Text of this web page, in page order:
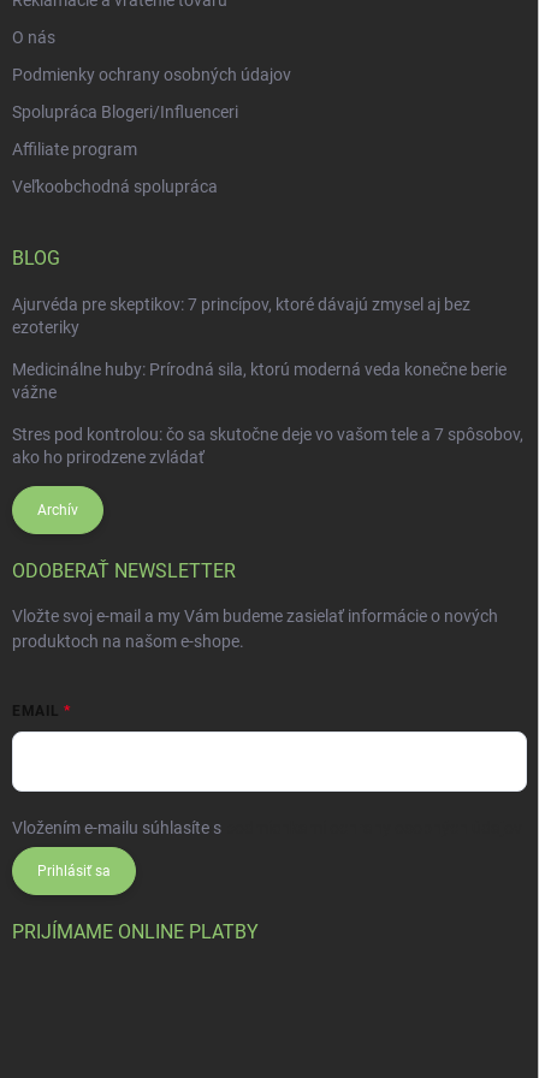
O nás
Podmienky ochrany osobných údajov
Spolupráca Blogeri/Influenceri
Affiliate program
Veľkoobchodná spolupráca
BLOG
Ajurvéda pre skeptikov: 7 princípov, ktoré dávajú zmysel aj bez
ezoteriky
Medicinálne huby: Prírodná sila, ktorú moderná veda konečne berie
vážne
Stres pod kontrolou: čo sa skutočne deje vo vašom tele a 7 spôsobov,
ako ho prirodzene zvládať
Archív
ODOBERAŤ NEWSLETTER
Vložte svoj e-mail a my Vám budeme zasielať informácie o nových
produktoch na našom e-shope.
EMAIL
Vložením e-mailu súhlasíte s
Prihlásiť sa
PRIJÍMAME ONLINE PLATBY